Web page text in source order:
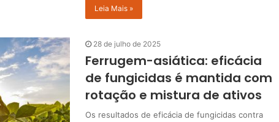
Leia Mais »
28 de julho de 2025
Ferrugem-asiática: eficácia
de fungicidas é mantida com
rotação e mistura de ativos
Os resultados de eficácia de fungicidas contra